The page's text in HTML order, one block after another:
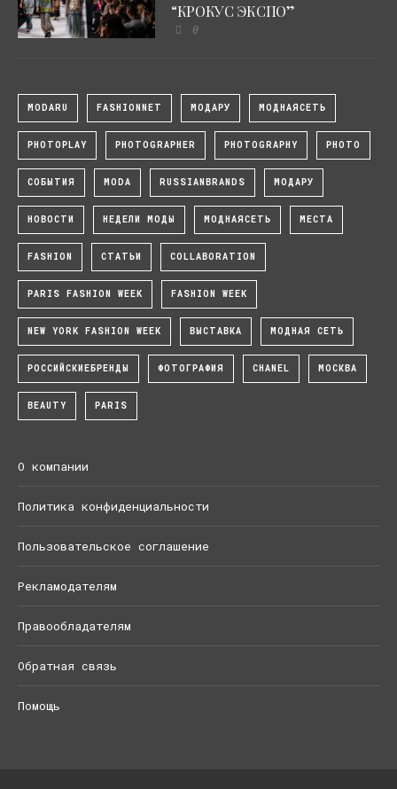
“КРОКУС ЭКСПО”
0
MODARU FASHIONNET МОДАРУ МОДНАЯСЕТЬ
PHOTOPLAY PHOTOGRAPHER PHOTOGRAPHY PHOTO
СОБЫТИЯ MODA RUSSIANBRANDS МОДАРУ
НОВОСТИ НЕДЕЛИ МОДЫ МОДНАЯСЕТЬ МЕСТА
FASHION СТАТЬИ COLLABORATION
PARIS FASHION WEEK FASHION WEEK
NEW YORK FASHION WEEK ВЫСТАВКА МОДНАЯ СЕТЬ
РОССИЙСКИЕБРЕНДЫ ФОТОГРАФИЯ CHANEL МОСКВА
BEAUTY PARIS
О компании
Политика конфиденциальности
Пользовательское соглашение
Рекламодателям
Правообладателям
Обратная связь
Помощь